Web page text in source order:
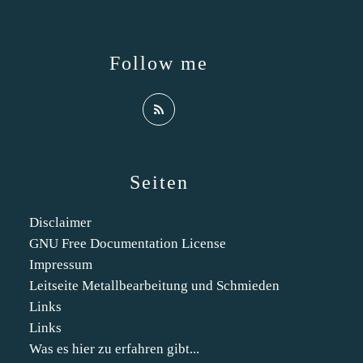
Seiten
Disclaimer
GNU Free Documentation License
Impressum
Leitseite Metallbearbeitung und Schmieden
Links
Links
Was es hier zu erfahren gibt...
Follow me